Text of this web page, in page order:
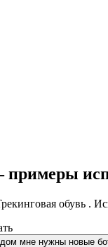
примеры
обувь .
мне нужны новые